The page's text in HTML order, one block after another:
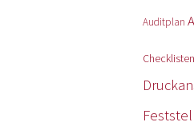
Auditplan
Checklisten